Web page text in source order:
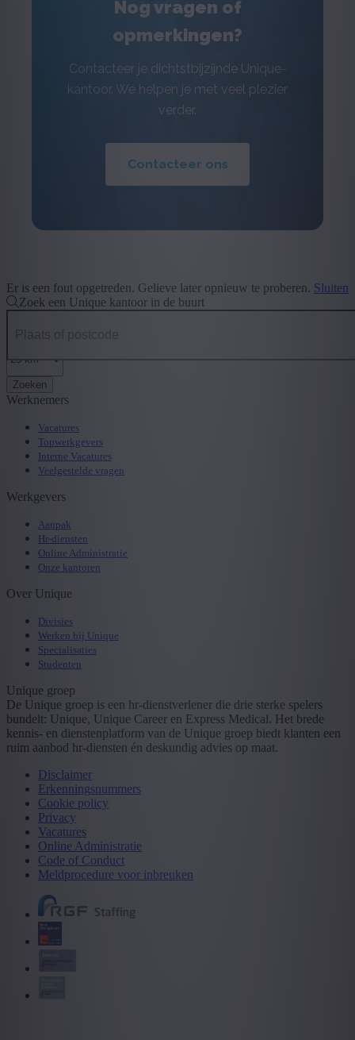
Nog vragen of
opmerkingen?
Contacteer je dichtstbijzijnde Unique-
kantoor. We helpen je met veel plezier
verder.
Contacteer ons
Er is een fout opgetreden. Gelieve later opnieuw te proberen. Sluiten
Zoek een Unique kantoor in de buurt
Zoeken
Werknemers
Vacatures
Topwerkgevers
Interne Vacatures
Veelgestelde vragen
Werkgevers
Aanpak
Hr-diensten
Online Administratie
Onze kantoren
Over Unique
Divisies
Werken bij Unique
Specialisaties
Studenten
Unique groep
De Unique groep is een hr-dienstverlener die drie sterke spelers
bundelt: Unique, Unique Career en Express Medical. Het brede
kennis- en dienstenplatform van de Unique groep biedt klanten een
ruim aanbod hr-diensten én deskundig advies op maat.
Disclaimer
Erkenningsnummers
Cookie policy
Privacy
Vacatures
Online Administratie
Code of Conduct
Meldprocedure voor inbreuken